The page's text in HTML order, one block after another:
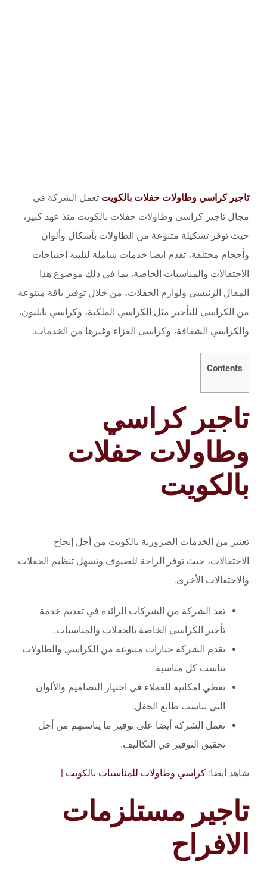
تاجير كراسي وطاولات حفلات بالكويت تعمل الشركة في
مجال تاجير كراسي وطاولات حفلات بالكويت منذ عهد كبير،
حيث توفر تشكيلة متنوعة من الطاولات بأشكال وألوان
وأحجام مختلفة، تقدم ايضا خدمات شاملة لتلبية احتياجات
الاحتفالات والمناسبات الخاصة، بما في ذلك موضوع هذا
المقال الرئيسي ولوازم الحفلات، من خلال توفير باقة متنوعة
من الكراسي للتأجير مثل الكراسي الملكية، وكراسي نابليون،
والكراسي الشفافة، وكراسي العزاء وغيرها من الخدمات.
Contents
تاجير كراسي
وطاولات حفلات
بالكويت
تعتبر من الخدمات الضرورية بالكويت من أجل إنجاح
الاحتفالات، حيث توفر الراحة للضيوف وتسهل تنظيم الحفلات
والاحتفالات الأخرى.
تعد الشركة من الشركات الرائدة في تقديم خدمة
تأجير الكراسي الخاصة بالحفلات والمناسبات.
تقدم الشركة خيارات متنوعة من الكراسي والطاولات
تناسب كل مناسبة.
تعطي امكانية للعملاء في اختيار التصاميم والألوان
التي تناسب طابع الحفل.
تعمل الشركة أيضا على توفير ما يناسبهم من أجل
تحقيق التوفير في التكاليف.
شاهد أيضا: كراسي وطاولات للمناسبات بالكويت |
تاجير مستلزمات
الافراح